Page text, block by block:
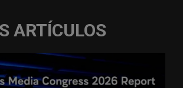
ARTÍCULOS